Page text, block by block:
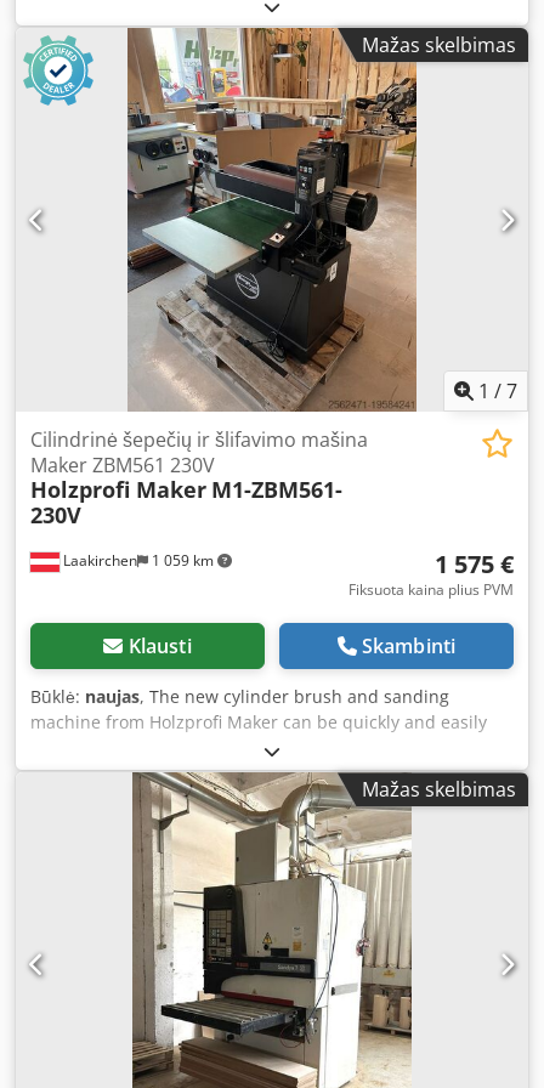
skaičius: 2, 1 agregato: kalibravimo volas su grioveliais,
guminis. 1 agregato tipas: grioveliuotas plienas. Šlifavimo
juostos plotis 1 agregate: 1350 mm. 2 agregatas:
kombinuotas šlifavimo agregatas. 2 agregato tipas:
volas/bata. Valdymas: rankinis pultas. Elektros/pneumat.
juostos osciliacija: pneumatinė. Įleidimo aukštis: fiksuotas
(judama viršutinė dalis). Stalo pakėlimas: elektra varomas.
Stalo indikatorius: mechaninis skaitmeninis rodmuo. Darbo
aukštis arba padavimo stalo aukštis: 900 mm Dodpey Naq
Usfx Ancjkr Sandėliavimo vieta: Nattheim
Mažas skelbimas
1 /7
Laakirchen 1 059 km
Cilindrinė šepečių ir šlifavimo mašina
Maker ZBM561 230V
Holzprofi Maker M1-ZBM561-
230V
1 575 €
Fiksuota kaina plius PVM
Klausti Skambinti
Būklė: naujas, The new cylinder brush and sanding
machine from Holzprofi Maker can be quickly and easily
converted from a sanding machine to a brushing machine
in just a few seconds. It is ideal for smaller workshops as it
combines two machines in one. Advantages and Features:
- Versatile options for surface treatment - Quick and easy
conversion from sanding to brushing - Wide range of
brushes available for various effects and processing
solutions - Infinitely variable feed and drum speed for
perfect results - Workpiece width up to approx. 1100 mm -
Precise adjustment of sanding height for consistent results
Technical Data: Sanding width: 560 mm (1120 mm)
Sanding height: 3 to 75 mm Roller diameter: Ø132 mm
Table dimensions: 592 x 530 mm Table extension
dimensions (2x): 582 x 245 mm Roller speed: 0 to 1800 rpm
Feed speed: 0 to 7.5 m/min Dkjdpfewzzivox Ancsr
Mažas skelbimas